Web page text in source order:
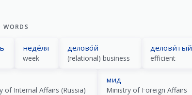
moving
WORDS
неде́ля
week
делово́й
(relational) business
делови́тый
efficient
of Internal Affairs (Russia)
мид
Ministry of Foreign Affairs